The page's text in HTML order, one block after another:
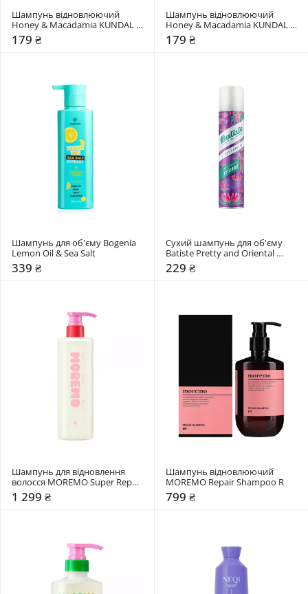
Шампунь відновлюючий
Honey & Macadamia KUNDAL
"Pink Grapefruit"
179 ₴
Шампунь відновлюючий
Honey & Macadamia KUNDAL
"Amber Vanilla"
179 ₴
Шампунь для об'єму Bogenia
Lemon Oil & Sea Salt
339 ₴
Сухий шампунь для об'єму
Batiste Pretty and Oriental
Opulent
229 ₴
Шампунь для відновлення
волосся MOREMO Super Repair
Shampoo
1 299 ₴
Шампунь відновлюючий
MOREMO Repair Shampoo R
799 ₴